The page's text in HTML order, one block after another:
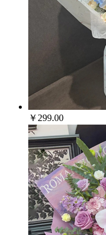
￥299.00